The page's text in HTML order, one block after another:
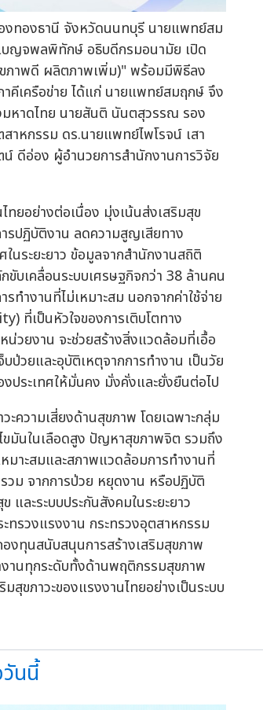
งทองธานี จังหวัดนนทบุรี นายแพทย์สม
ญจพลพิทักษ์ อธิบดีกรมอนามัย เปิด
าพดี ผลิตภาพเพิ่ม)" พร้อมมีพิธีลง
คีเครือข่าย ได้แก่ นายแพทย์สมฤกษ์ จึง
หาดไทย นายสันติ นันตสุวรรณ รอง
าหกรรม ดร.นายแพทย์ไพโรจน์ เสา
ดีอ่อง ผู้อำนวยการสำนักงานการวิจัย
ยอย่างต่อเนื่อง มุ่งเน้นส่งเสริมสุข
รปฏิบัติงาน ลดความสูญเสียทาง
นระยะยาว ข้อมูลจากสำนักงานสถิติ
บเคลื่อนระบบเศรษฐกิจกว่า 38 ล้านคน
ำงานที่ไม่เหมาะสม นอกจากค่าใช้จ่าย
ที่เป็นหัวใจของการเติบโตทาง
วยงาน จะช่วยสร้างสิ่งแวดล้อมที่เอื้อ
ป่วยและอุบัติเหตุจากการทำงาน เป็นวัย
ระเทศให้มั่นคง มั่งคั่งและยั่งยืนต่อไป
ความเสี่ยงด้านสุขภาพ โดยเฉพาะกลุ่ม
ขมันในเลือดสูง ปัญหาสุขภาพจิต รวมถึง
มาะสมและสภาพแวดล้อมการทำงานที่
วม จากการป่วย หยุดงาน หรือปฏิบัติ
ละระบบประกันสังคมในระยะยาว
ทรวงแรงงาน กระทรวงอุตสาหกรรม
งทุนสนับสนุนการสร้างเสริมสุขภาพ
งานทุกระดับทั้งด้านพฤติกรรมสุขภาพ
สุขภาวะของแรงงานไทยอย่างเป็นระบบ
นนี้